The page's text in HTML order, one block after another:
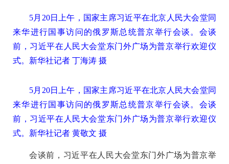
5月20日上午，国家主席习近平在北京人民大会堂同
来华进行国事访问的俄罗斯总统普京举行会谈。会谈
前，习近平在人民大会堂东门外广场为普京举行欢迎仪
式。新华社记者 丁海涛 摄
5月20日上午，国家主席习近平在北京人民大会堂同
来华进行国事访问的俄罗斯总统普京举行会谈。会谈
前，习近平在人民大会堂东门外广场为普京举行欢迎仪
式。新华社记者 黄敬文 摄
会谈前，习近平在人民大会堂东门外广场为普京举